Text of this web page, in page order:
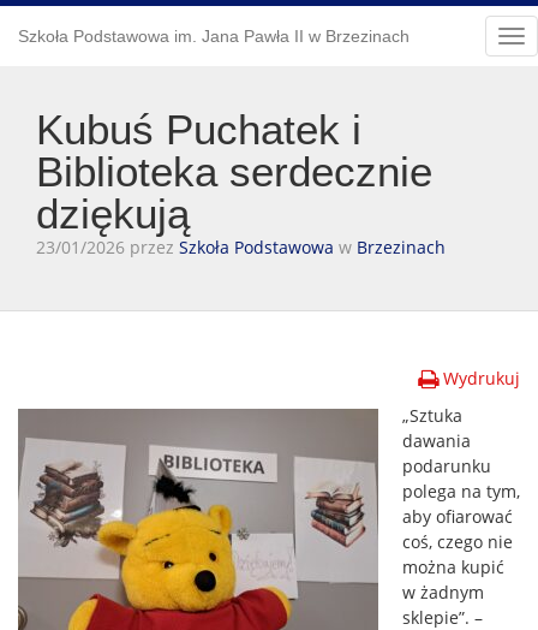
Szkoła Podstawowa im. Jana Pawła II w Brzezinach
Kubuś Puchatek i
Biblioteka serdecznie
dziękują
23/01/2026 przez Szkoła Podstawowa w Brzezinach
Wydrukuj
„Sztuka
dawania
podarunku
polega na tym,
aby ofiarować
coś, czego nie
można kupić
w żadnym
sklepie”. –